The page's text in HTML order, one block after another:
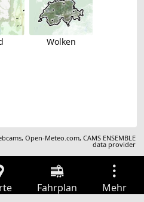
Wolken
,Open-Meteo.com,CAMS ENSEMBLE
data provider
Fahrplan Mehr